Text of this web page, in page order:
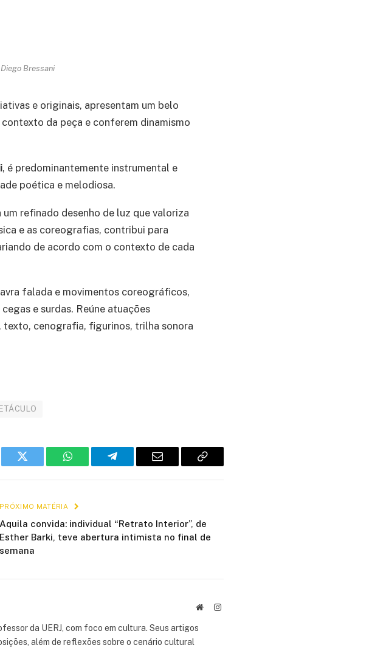
Bressani
e originais, apresentam um belo
da peça e conferem dinamismo
, é predominantemente instrumental e
poética e melodiosa.
um refinado desenho de luz que valoriza
e as coreografias, contribui para
de acordo com o contexto de cada
falada e movimentos coreográficos,
e surdas. Reúne atuações
texto, cenografia, figurinos, trilha sonora
Twitter WhatsAppTelegram E-
Copiar
PRÓXIMO MATÉRIA
Aquila convida: individual “Retrato Interior”, de
Esther Barki, teve abertura intimista no final de
semana
Site Instagram
da UERJ, com foco em cultura. Seus artigos
além de reflexões sobre o cenário cultural